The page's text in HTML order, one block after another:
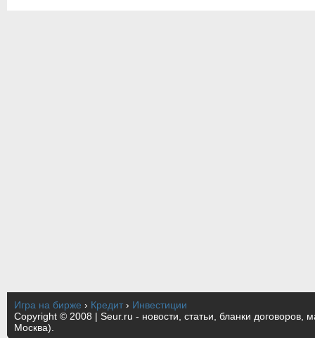
Игра на бирже › Кредит › Инвестиции
Copyright © 2008 | Seur.ru - новости, статьи, бланки договоров,
Москва).